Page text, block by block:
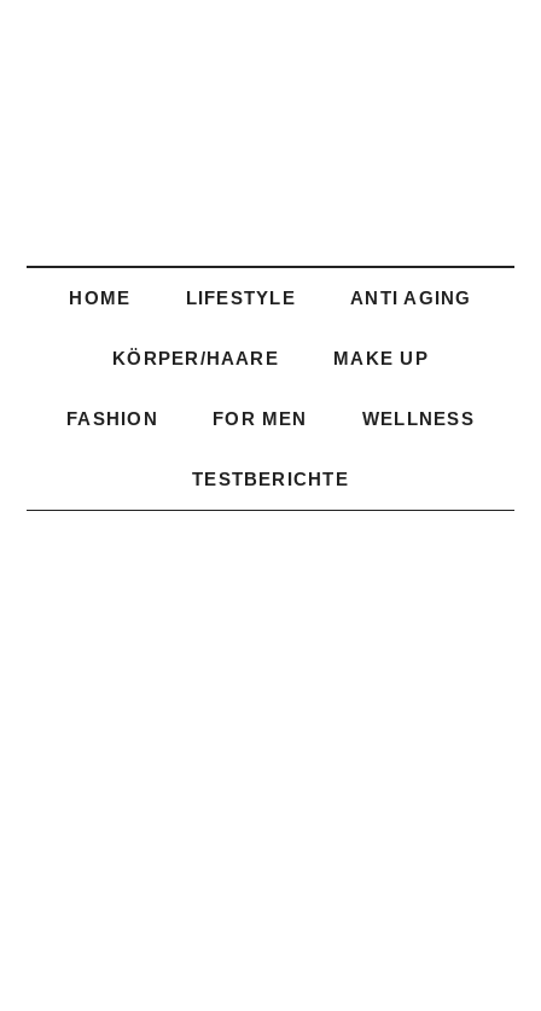
HOME LIFESTYLE ANTI AGING
KÖRPER/HAARE MAKE UP
FASHION FOR MEN WELLNESS
TESTBERICHTE